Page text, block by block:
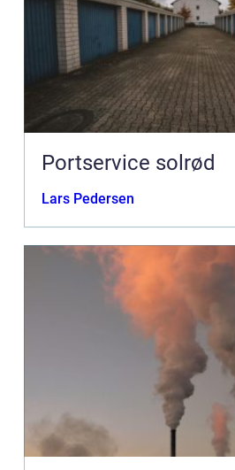
Portservice solrød
Lars Pedersen